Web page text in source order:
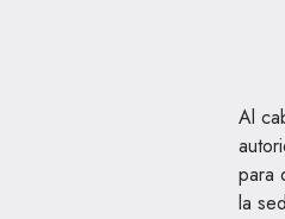
Al
para
la